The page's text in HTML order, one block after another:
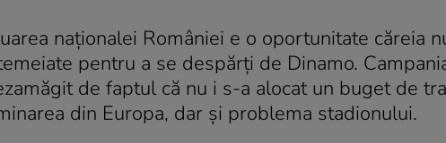
naţionalei României e o oportunitate căreia
pentru a se despărţi de Dinamo.
de faptul că nu i s-a alocat un buget de
din Europa, dar şi problema stadionului.